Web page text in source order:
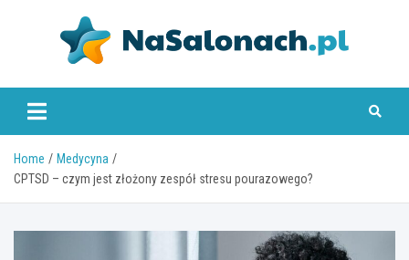
nasalonach.pl
Home
Medycyna
CPTSD – czym jest złożony zespół stresu pourazowego?